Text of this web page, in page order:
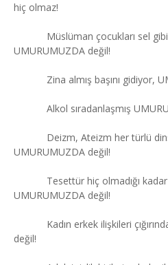
hiç olmaz!
Müslüman çocukları sel gibi
UMURUMUZDA değil!
Zina almış başını gidiyor,
Alkol sıradanlaşmış
Deizm, Ateizm her türlü
UMURUMUZDA değil!
Tesettür hiç olmadığı kadar
UMURUMUZDA değil!
Kadın erkek ilişkileri
değil!